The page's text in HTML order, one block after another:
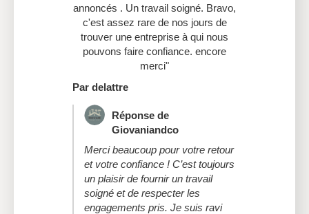
annoncés . Un travail soigné. Bravo,
c'est assez rare de nos jours de
trouver une entreprise à qui nous
pouvons faire confiance. encore
merci"
Par delattre
Réponse de
Giovaniandco
Merci beaucoup pour votre retour
et votre confiance ! C’est toujours
un plaisir de fournir un travail
soigné et de respecter les
engagements pris. Je suis ravi